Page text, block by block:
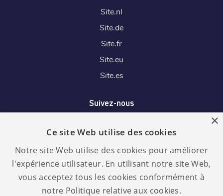
Site.nl
Site.de
Site.fr
Site.eu
Site.es
Suivez-nous
Nous acceptons
×
Ce site Web utilise des cookies
Notre site Web utilise des cookies pour améliorer
l'expérience utilisateur. En utilisant notre site Web,
vous acceptez tous les cookies conformément à
notre Politique relative aux cookies.